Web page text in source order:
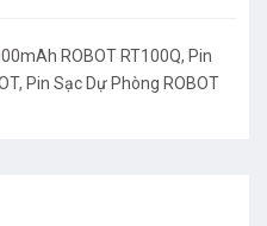
ROBOT RT100Q, Pin
, Pin Sạc Dự Phòng ROBOT